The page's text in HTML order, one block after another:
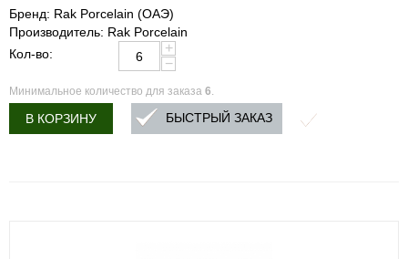
Бренд: Rak Porcelain (ОАЭ)
Производитель: Rak Porcelain
Кол-во:
+
−
Минимальное количество для заказа 6.
В КОРЗИНУ БЫСТРЫЙ ЗАКАЗ